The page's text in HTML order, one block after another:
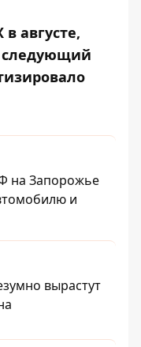
августе,
следующий
на Запорожье
и
вырастут